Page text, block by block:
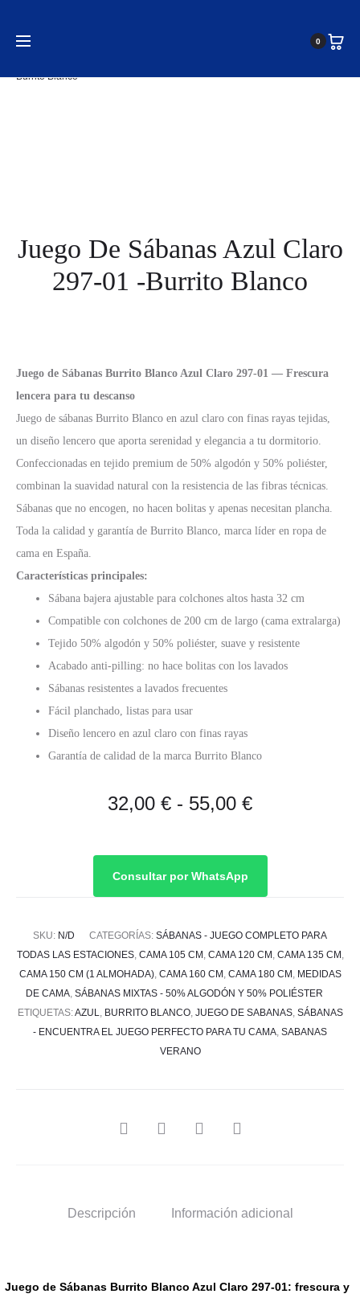
0
Burrito Blanco
Juego De Sábanas Azul Claro
297-01 -Burrito Blanco
Juego de Sábanas Burrito Blanco Azul Claro 297-01 — Frescura
lencera para tu descanso
Juego de sábanas Burrito Blanco en azul claro con finas rayas tejidas,
un diseño lencero que aporta serenidad y elegancia a tu dormitorio.
Confeccionadas en tejido premium de 50% algodón y 50% poliéster,
combinan la suavidad natural con la resistencia de las fibras técnicas.
Sábanas que no encogen, no hacen bolitas y apenas necesitan plancha.
Toda la calidad y garantía de Burrito Blanco, marca líder en ropa de
cama en España.
Características principales:
Sábana bajera ajustable para colchones altos hasta 32 cm
Compatible con colchones de 200 cm de largo (cama extralarga)
Tejido 50% algodón y 50% poliéster, suave y resistente
Acabado anti-pilling: no hace bolitas con los lavados
Sábanas resistentes a lavados frecuentes
Fácil planchado, listas para usar
Diseño lencero en azul claro con finas rayas
Garantía de calidad de la marca Burrito Blanco
32,00 € - 55,00 €Rango
32,00 €
hasta
55,00 €
Consultar por WhatsApp
SKU: N/D CATEGORÍAS: SÁBANAS - JUEGO COMPLETO PARA
TODAS LAS ESTACIONES, CAMA 105 CM , CAMA 120 CM , CAMA 135 CM ,
CAMA 150 CM (1 ALMOHADA), CAMA 160 CM , CAMA 180 CM , MEDIDAS
DE CAMA, SÁBANAS MIXTAS - 50% ALGODÓN Y 50% POLIÉSTER
ETIQUETAS:AZUL, BURRITO BLANCO, JUEGO DE SABANAS, SÁBANAS
- ENCUENTRA EL JUEGO PERFECTO PARA TU CAMA, SABANAS
VERANO
SHARE
Descripción Información adicional
Juego de Sábanas Burrito Blanco Azul Claro 297-01: frescura y